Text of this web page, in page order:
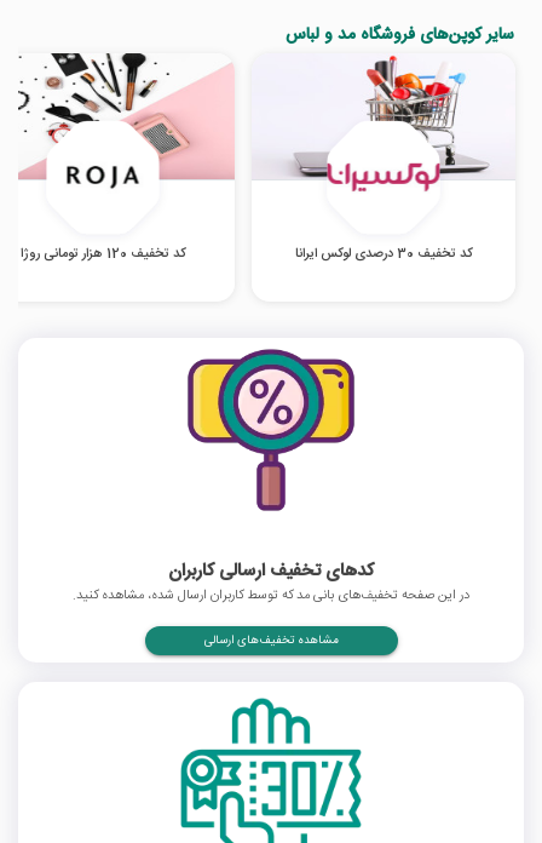
سایر کوپن‌های فروشگاه مد و لباس
کد تخفیف 30 درصدی لوکس ایرانا کد تخفیف 120 هزار تومانی روژا
کدهای تخفیف ارسالی کاربران
در این صفحه تخفیف‌های بانی مد که توسط کاربران ارسال شده، مشاهده کنید.
مشاهده تخفیف‌های ارسالی